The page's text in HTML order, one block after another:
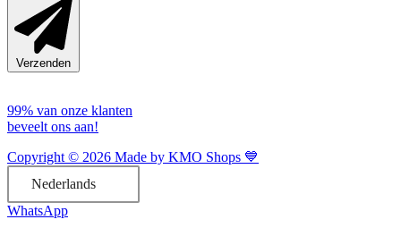
Verzenden
99% van onze klanten
beveelt ons aan!
Copyright © 2026 Made by KMO Shops 💙
Nederlands
WhatsApp